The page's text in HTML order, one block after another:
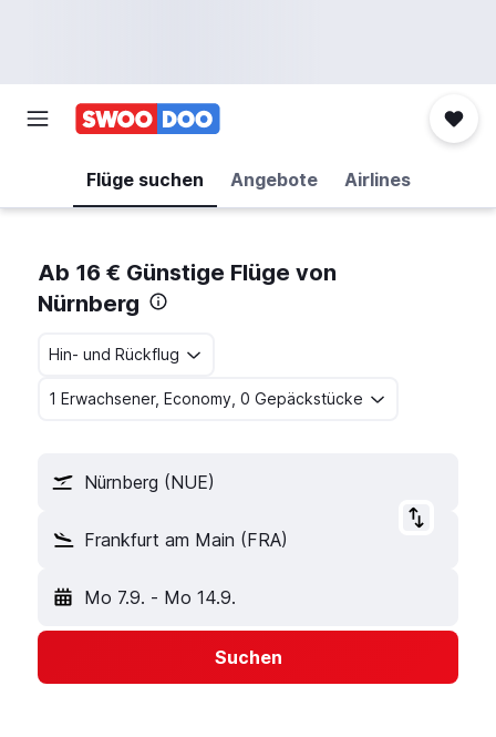
Flüge suchen Angebote Airlines
Ab 16 € Günstige Flüge von
Nürnberg
Hin- und Rückflug
1 Erwachsener, Economy, 0 Gepäckstücke
Nürnberg (NUE)
Frankfurt am Main (FRA)
Mo 7.9. - Mo 14.9.
Suchen